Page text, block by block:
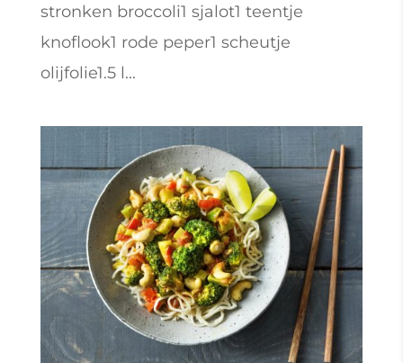
stronken broccoli1 sjalot1 teentje
knoflook1 rode peper1 scheutje
olijfolie1.5 l...